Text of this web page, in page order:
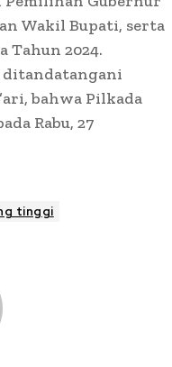
Wakil Bupati, serta
Tahun 2024.
ditandatangani
bahwa Pilkada
Rabu, 27
tinggi